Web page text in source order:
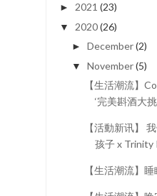
► 2021 (23)
▼ 2020(26)
► December(2)
▼ November(5)
【生活潮流】
‘完美斟酒大挑
【活動新讯】
孩子 x Trinity
【生活潮流】